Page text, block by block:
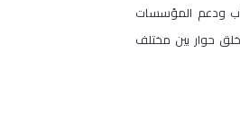
ودعم المؤسسات
حوار بين مختلف